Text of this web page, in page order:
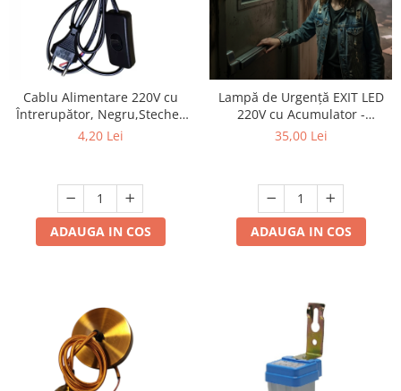
Cablu Alimentare 220V cu
Întrerupător, Negru,Stecher
Plat, 1.5m, 2 Fire - Ideal
4,20 Lei
ADAUGA IN COS
Lampă de Urgență EXIT LED
220V cu Acumulator -
Autonomie 120 Minute,
35,00 Lei
ADAUGA IN COS